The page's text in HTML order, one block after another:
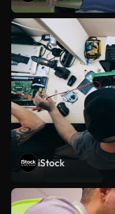
iStock